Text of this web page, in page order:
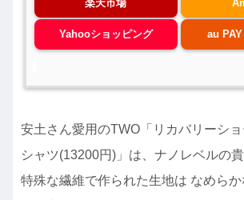
楽天市場
Yahooショッピング au
安土さん愛用のTWO「リカバリーシ
シャツ(13200円)」は、ナノレベルの
特殊な繊維で作られた生地は なめらか